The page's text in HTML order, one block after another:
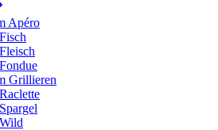
Apéro
Grillieren